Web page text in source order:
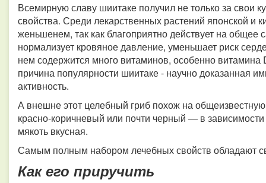
Всемирную славу шиитаке получил не только за свои
свойства. Среди лекарственных растений японской и
женьшенем, так как благоприятно действует на общее
нормализует кровяное давление, уменьшает риск
нем содержится много витаминов, особенно
причина популярности шиитаке - научно доказанная
активность.
А внешне этот целебный гриб похож на
красно-коричневый или почти черный — в
мякоть вкусная.
Самым полным набором лечебных свойств обладают
Как его приручить